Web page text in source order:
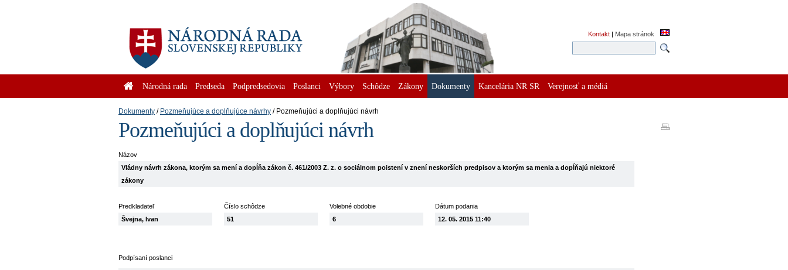
Kontakt | Mapa stránok
Národná rada Predseda Podpredsedovia Poslanci Výbory Schôdze Zákony Dokumenty Kancelária NR SR Verejnosť a médiá
Dokumenty Pozmeňujúce a doplňujúce návrhy Pozmeňujúci a doplňujúci návrh
Pozmeňujúci a doplňujúci návrh
Názov
Vládny návrh zákona, ktorým sa mení a dopĺňa zákon č. 461/2003 Z. z. o sociálnom poistení v znení neskorších predpisov a ktorým sa menia a dopĺňajú niektoré
zákony
Predkladateľ
Švejna, Ivan
Číslo schôdze
51
Volebné obdobie
6
Dátum podania
12. 05. 2015 11:40
Podpísaní poslanci